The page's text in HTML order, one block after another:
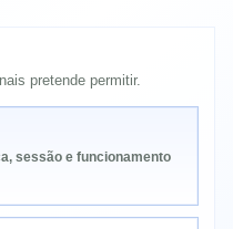
pretende permitir.
sessão e funcionamento